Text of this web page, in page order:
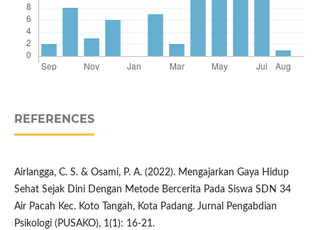
REFERENCES
Airlangga, C. S. & Osami, P. A. (2022). Mengajarkan Gaya Hidup
Sehat Sejak Dini Dengan Metode Bercerita Pada Siswa SDN 34
Air Pacah Kec. Koto Tangah, Kota Padang. Jurnal Pengabdian
Psikologi (PUSAKO), 1(1): 16-21.